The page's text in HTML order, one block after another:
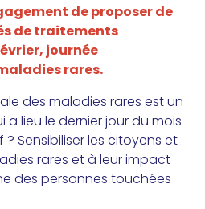
de proposer de
de traitements
journée
rares.
des maladies rares est un
lieu le dernier jour du mois
Sensibiliser les citoyens et
rares et à leur impact
des personnes touchées